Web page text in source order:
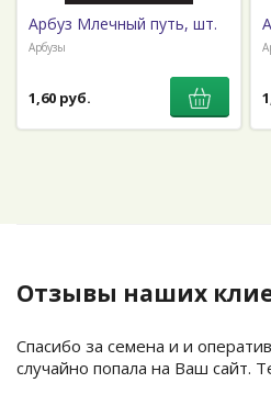
Арбуз Млечный путь, шт.
Арбузы
1,60 руб.
Отзывы наших
Спасибо за семена и и
случайно попала на Ваш сайт.